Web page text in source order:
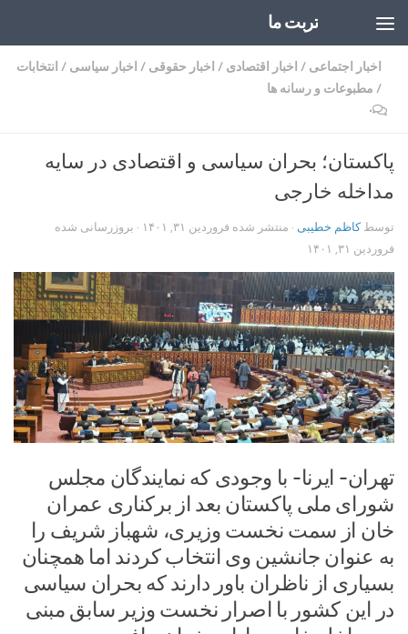
تربت ما
اخبار اجتماعی / اخبار اقتصادی / اخبار حقوقی / اخبار سیاسی / انتخابات
/ مطبوعات و رسانه ها
۰
پاکستان؛ بحران سیاسی و اقتصادی در سایه
مداخله خارجی
توسطکاظم خطیبی · منتشر شده فروردین ۳۱, ۱۴۰۱
· بروزرسانی شده
فروردین ۳۱, ۱۴۰۱
تهران- ایرنا- با وجودی که نمایندگان مجلس
شورای ملی پاکستان بعد از برکناری عمران
خان از سمت نخست وزیری، شهباز شریف را
به عنوان جانشین وی انتخاب کردند اما همچنان
بسیاری از ناظران باور دارند که بحران سیاسی
در این کشور با اصرار نخست وزیر سابق مبنی